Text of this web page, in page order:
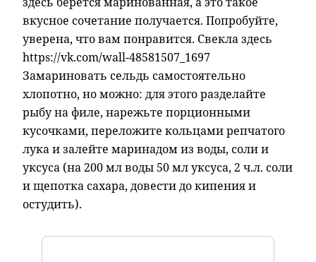
вкусное сочетание получается. Попробуйте,
уверена, что вам понравится. Свекла здесь
https://vk.com/wall-48581507_1697
Замариновать сельдь самостоятельно
хлопотно, но можно: для этого разделайте
рыбу на филе, нарежьте порционными
кусочками, переложите кольцами репчатого
лука и залейте маринадом из воды, соли и
уксуса (на 200 мл воды 50 мл уксуса, 2 ч.л. соли
и щепотка сахара, довести до кипения и
остудить).